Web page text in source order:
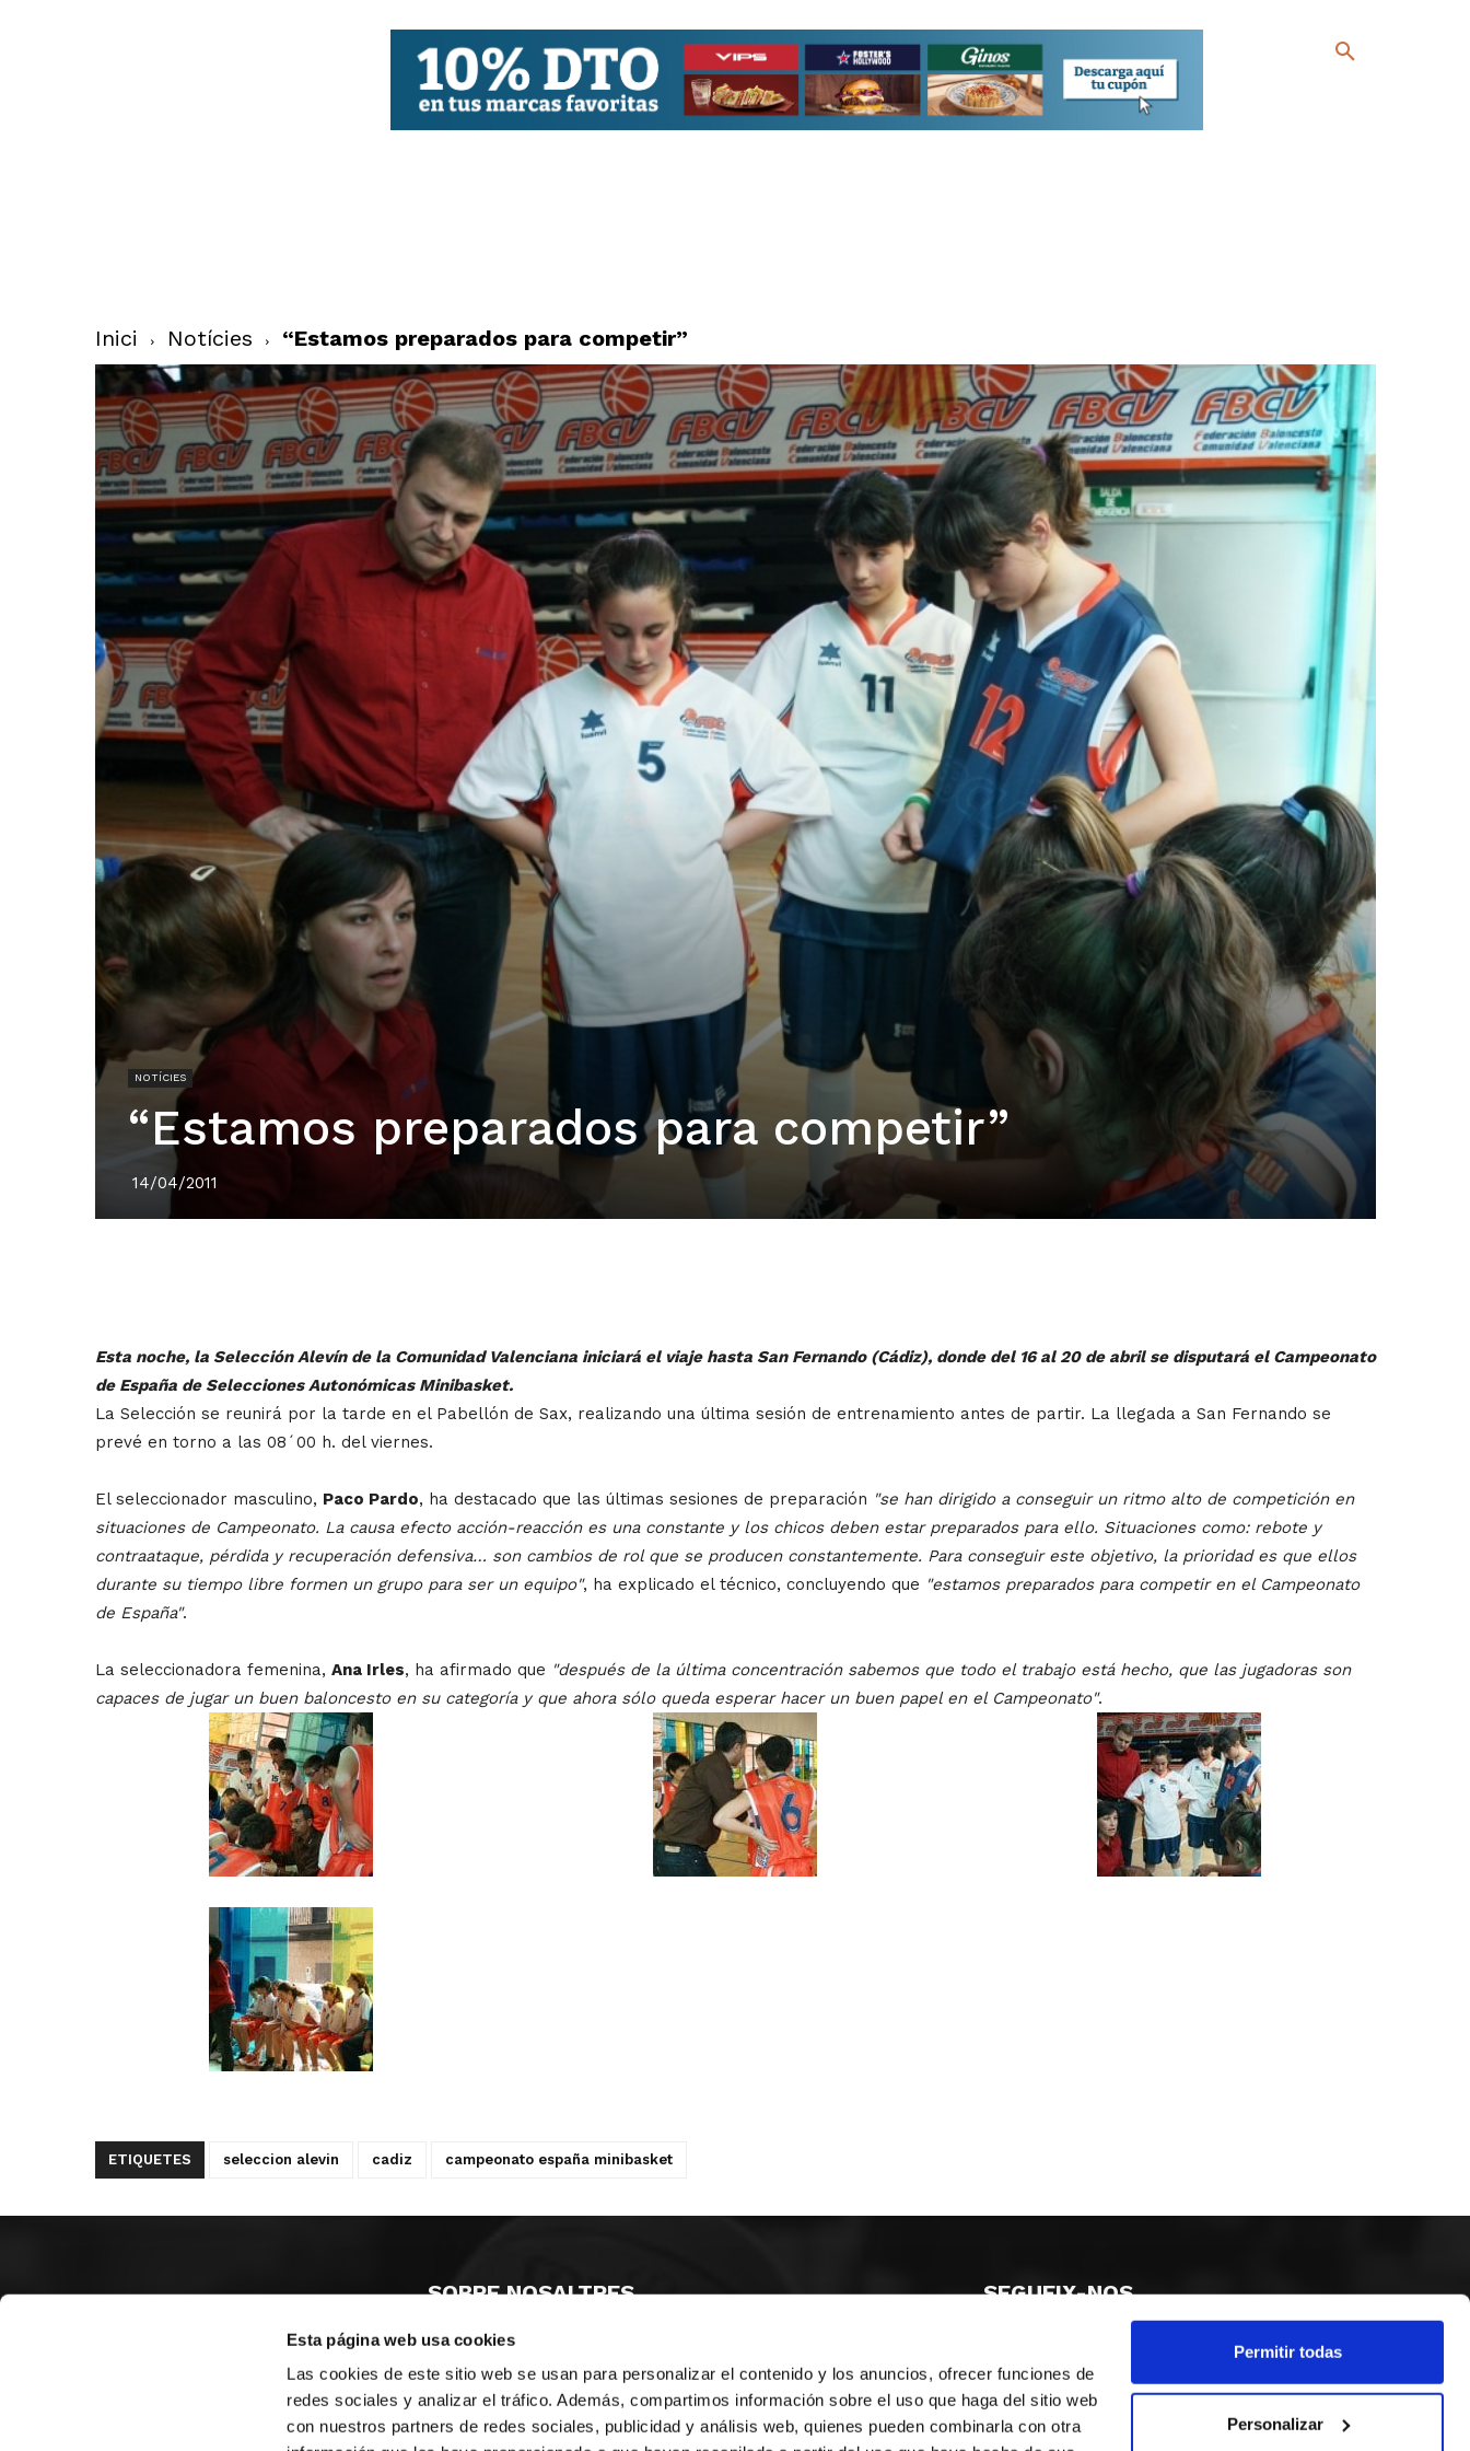
Esta página web usa cookies
Las cookies de este sitio web se usan para personalizar el contenido y los anuncios, ofrecer funciones de
redes sociales y analizar el tráfico. Además, compartimos información sobre el uso que haga del sitio web
con nuestros partners de redes sociales, publicidad y análisis web, quienes pueden combinarla con otra
Permitir todas
Personalizar
Inici Notícies “Estamos preparados para competir”
NOTÍCIES
“Estamos preparados para competir”
14/04/2011
Esta noche, la Selección Alevín de la Comunidad Valenciana iniciará el viaje hasta San Fernando (Cádiz), donde del 16 al 20 de abril se disputará el Campeonato
de España de Selecciones Autonómicas Minibasket.
La Selección se reunirá por la tarde en el Pabellón de Sax, realizando una última sesión de entrenamiento antes de partir. La llegada a San Fernando se
prevé en torno a las 08´00 h. del viernes.
El seleccionador masculino, Paco Pardo, ha destacado que las últimas sesiones de preparación "se han dirigido a conseguir un ritmo alto de competición en
situaciones de Campeonato. La causa efecto acción-reacción es una constante y los chicos deben estar preparados para ello. Situaciones como: rebote y
contraataque, pérdida y recuperación defensiva… son cambios de rol que se producen constantemente. Para conseguir este objetivo, la prioridad es que ellos
durante su tiempo libre formen un grupo para ser un equipo", ha explicado el técnico, concluyendo que "estamos preparados para competir en el Campeonato
de España".
La seleccionadora femenina, Ana Irles, ha afirmado que "después de la última concentración sabemos que todo el trabajo está hecho, que las jugadoras son
capaces de jugar un buen baloncesto en su categoría y que ahora sólo queda esperar hacer un buen papel en el Campeonato".
ETIQUETES seleccion alevin cadiz campeonato españa minibasket
SOBRE NOSALTRES
CASTELLÓ
VALÈNCIA
MONESTIR DE POBLET 14 1ª 3º
ALACANT
CIUDAD DE MATANZAS 12
fbcv@fbcv.es
SEGUEIX-NOS